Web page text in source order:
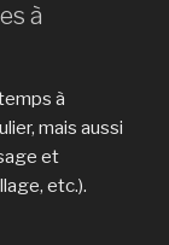
à
à
mais aussi
et
etc.).